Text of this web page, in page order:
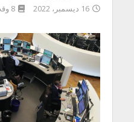
16 ديسمبر، 2022 8 وقت القراءة بالدقيقة